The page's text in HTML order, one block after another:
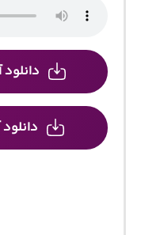
دانلود
دانلود